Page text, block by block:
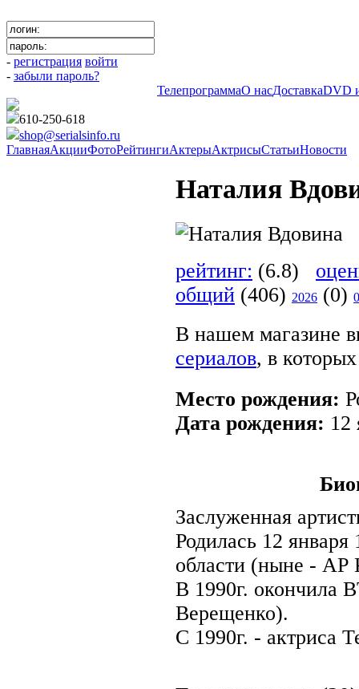
- регистрация войти
- забыли пароль?
ТелепрограммаО насДоставкаDVD
610-250-618
shop@serialsinfo.ru
ГлавнаяАкцииФотоРейтингиАктерыАктрисыСтатьиНовости
Наталия
рейтинг: (6.8)
общий (406) 2026 (0)
В нашем магазине
сериалов, в
Место рождения:
Дата рождения: 12
Заслуженная
Родилась 12
области (ныне -
В 1990г.
Верещенко).
С 1990г. - актриса